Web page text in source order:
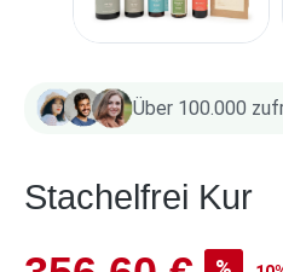
Über 100.000
Stachelfrei Kur
Verkaufspreis: